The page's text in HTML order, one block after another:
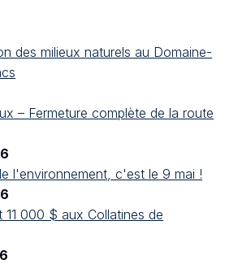
des milieux naturels au Domaine-
– Fermeture complète de la route
l'environnement, c'est le 9 mai !
11 000 $ aux Collatines de